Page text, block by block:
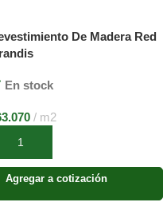
De Madera Red
En stock
m2
Añadir al carrito
Agregar a cotización